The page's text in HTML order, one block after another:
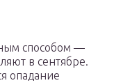
способом —
в сентябре.
опадание